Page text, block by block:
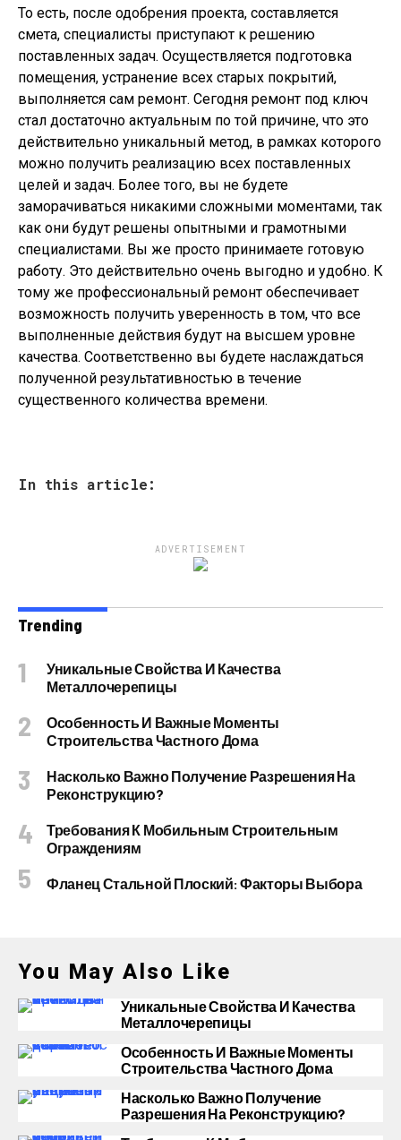
То есть, после одобрения проекта, составляется
смета, специалисты приступают к решению
поставленных задач. Осуществляется подготовка
помещения, устранение всех старых покрытий,
выполняется сам ремонт. Сегодня ремонт под ключ
стал достаточно актуальным по той причине, что это
действительно уникальный метод, в рамках которого
можно получить реализацию всех поставленных
целей и задач. Более того, вы не будете
заморачиваться никакими сложными моментами, так
как они будут решены опытными и грамотными
специалистами. Вы же просто принимаете готовую
работу. Это действительно очень выгодно и удобно. К
тому же профессиональный ремонт обеспечивает
возможность получить уверенность в том, что все
выполненные действия будут на высшем уровне
качества. Соответственно вы будете наслаждаться
полученной результативностью в течение
существенного количества времени.
In this article:
ADVERTISEMENT
Trending
Уникальные Свойства И Качества
Металлочерепицы
Особенность И Важные Моменты
Строительства Частного Дома
Насколько Важно Получение Разрешения На
Реконструкцию?
Требования К Мобильным Строительным
Ограждениям
Фланец Стальной Плоский: Факторы Выбора
You May Also Like
Уникальные Свойства И Качества
Металлочерепицы
Особенность И Важные Моменты
Строительства Частного Дома
Насколько Важно Получение
Разрешения На Реконструкцию?